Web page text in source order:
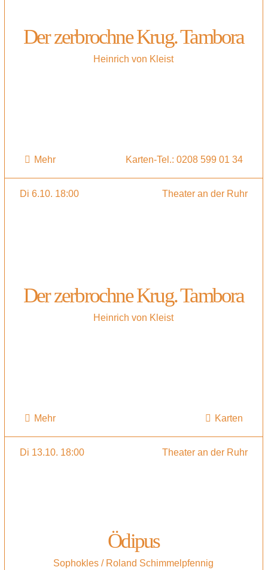
Der zerbrochne Krug. Tambora
Heinrich von Kleist
Mehr Karten-Tel.: 0208 599 01 34
Di 6.10. 18:00 Theater an der Ruhr
Der zerbrochne Krug. Tambora
Heinrich von Kleist
Mehr Karten
Di 13.10. 18:00 Theater an der Ruhr
Ödipus
Sophokles / Roland Schimmelpfennig